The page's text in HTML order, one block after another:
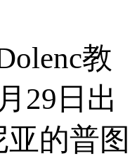
教
29日出
的普图